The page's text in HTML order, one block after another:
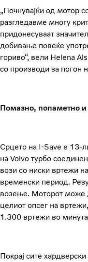
„Почнувајќи од мотор
разгледавме многу
придонесуваат
добивање повеќе
гориво“, вели Helena
со производи за погон
Помазно, попаметно и
Срцето на I-Save е 13-
на Volvo турбо
вози со ниски вртежи
временски период.
возење. Моторот може
целиот опсег на
1.300 вртежи во
Покрај сите